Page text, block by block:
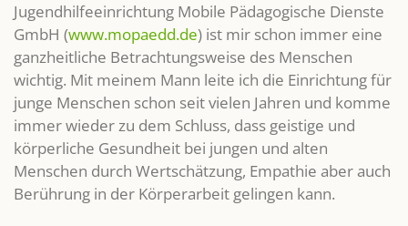
Fortbildungen
TERMINE
KONTAKT
Jugendhilfeeinrichtung Mobile Pädagogische Dienste
GmbH (www.mopaedd.de) ist mir schon immer eine
ganzheitliche Betrachtungsweise des Menschen
wichtig. Mit meinem Mann leite ich die Einrichtung für
junge Menschen schon seit vielen Jahren und komme
immer wieder zu dem Schluss, dass geistige und
körperliche Gesundheit bei jungen und alten
Menschen durch Wertschätzung, Empathie aber auch
Berührung in der Körperarbeit gelingen kann.